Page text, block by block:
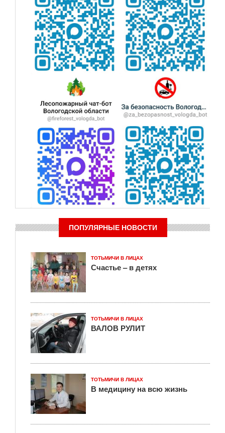
ПОПУЛЯРНЫЕ НОВОСТИ
ТОТЬМИЧИ В ЛИЦАХ
Счастье – в детях
ТОТЬМИЧИ В ЛИЦАХ
ВАЛОВ РУЛИТ
ТОТЬМИЧИ В ЛИЦАХ
В медицину на всю жизнь